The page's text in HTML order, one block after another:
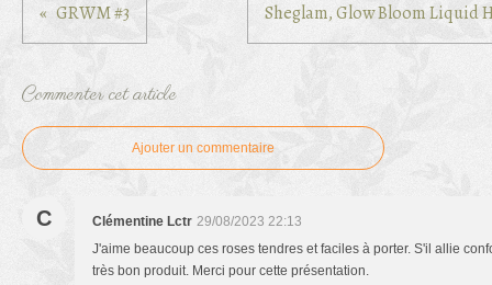
GRWM #3 Sheglam, Glow Bloom Liquid
Commenter cet article
Ajouter un commentaire
C Clémentine Lctr 29/08/2023 22:13
J'aime beaucoup ces roses tendres et faciles à porter. S'il allie
très bon produit. Merci pour cette présentation.